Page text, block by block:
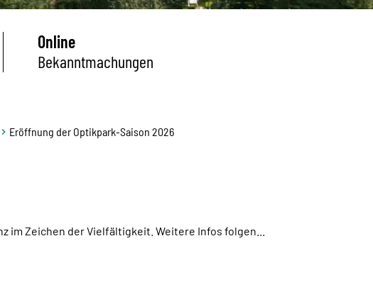
Online
Bekanntmachungen
Eröffnung der Optikpark-Saison 2026
im Zeichen der Vielfältigkeit. Weitere Infos folgen...